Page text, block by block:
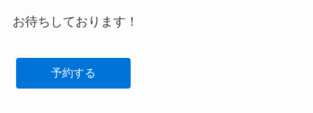
お待ちしております！
予約する